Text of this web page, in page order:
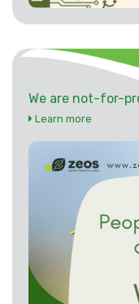
We are not-for-
Learn more